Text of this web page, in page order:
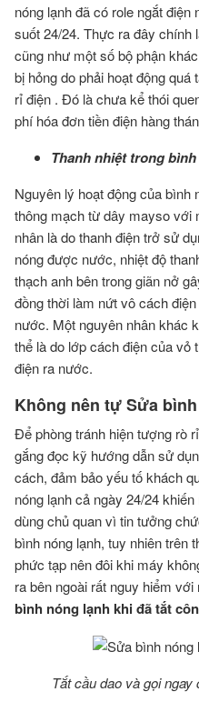
nóng lạnh đã có role ngắt
suốt 24/24. Thực ra đây chính
cũng như một số bộ phận
bị hỏng do phải hoạt động
rỉ điện . Đó là chưa kể thói
phí hóa đơn tiền điện hàng
Thanh nhiệt trong
Nguyên lý hoạt động của
thông mạch từ dây mayso với
nhân là do thanh điện trở sử
nóng được nước, nhiệt độ
thạch anh bên trong giãn nở
đồng thời làm nứt vô cách
nước. Một nguyên nhân khác
thể là do lớp cách điện của vỏ
điện ra nước.
Không nên tự Sửa
Để phòng tránh hiện tượng rò
gắng đọc kỹ hướng dẫn sử
cách, đảm bảo yếu tố khách
nóng lạnh cả ngày 24/24
dùng chủ quan vì tin tưởng
bình nóng lạnh, tuy nhiên trên
phức tạp nên đôi khi máy
ra bên ngoài rất nguy hiểm với
bình nóng lạnh khi đã tắt
Tắt cầu dao và gọi